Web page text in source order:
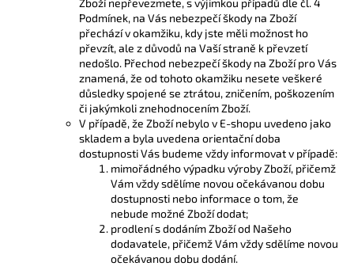
Podmínek, na Vás nebezpečí škody na Zboží
přechází v okamžiku, kdy jste měli možnost ho
převzít, ale z důvodů na Vaší straně k převzetí
nedošlo. Přechod nebezpečí škody na Zboží pro Vás
znamená, že od tohoto okamžiku nesete veškeré
důsledky spojené se ztrátou, zničením, poškozením
či jakýmkoli znehodnocením Zboží.
V případě, že Zboží nebylo v E-shopu uvedeno jako
skladem a byla uvedena orientační doba
dostupnosti Vás budeme vždy informovat v případě:
mimořádného výpadku výroby Zboží, přičemž
Vám vždy sdělíme novou očekávanou dobu
dostupnosti nebo informace o tom, že
nebude možné Zboží dodat;
prodlení s dodáním Zboží od Našeho
dodavatele, přičemž Vám vždy sdělíme novou
očekávanou dobu dodání.